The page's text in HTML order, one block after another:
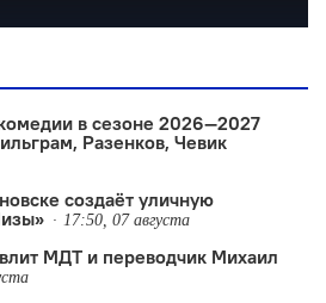
в сезоне 2026—2027
Разенков, Чевик
создаëт уличную
17:50, 07 августа
МДТ и переводчик Михаил